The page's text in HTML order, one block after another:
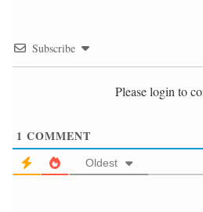
Subscribe
Please login to
1 COMMENT
Oldest